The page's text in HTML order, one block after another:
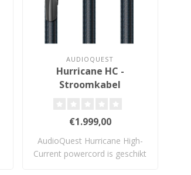
AUDIOQUEST
Hurricane HC -
Stroomkabel
€1.999,00
AudioQuest Hurricane High-
Current powercord is geschikt